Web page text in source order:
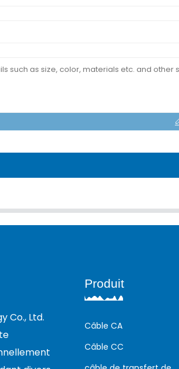
Co., Ltd.
Produit
Câble CA
Câble CC